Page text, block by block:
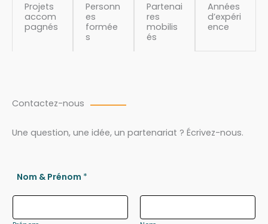
Projets
accom
pagnés
Personn
es
formée
s
Partenai
res
mobilis
és
Années
d’expéri
ence
Contactez-nous
Une question, une idée, un partenariat ? Écrivez-nous.
Nom & Prénom *